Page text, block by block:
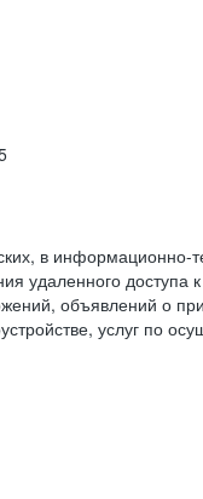
в информационно-
удаленного
объявлений о
услуг по